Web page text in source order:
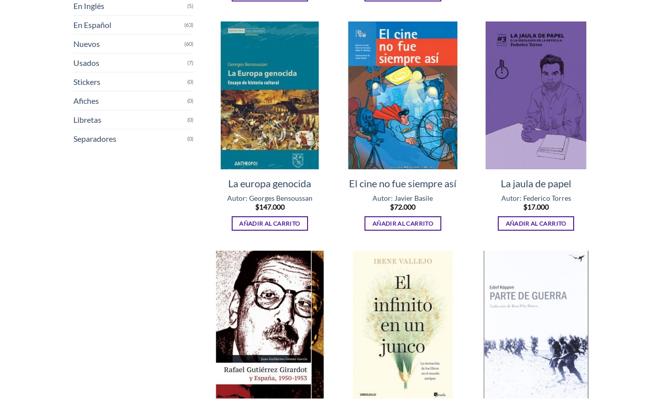
En Inglés (5)
En Español (63)
Nuevos (60)
Usados (7)
Stickers (0)
Afiches (0)
Libretas (0)
Separadores (0)
La europa genocida
Autor: Georges Bensoussan
$147.000
AÑADIR AL CARRITO
El cine no fue siempre así
Autor: Javier Basile
$72.000
AÑADIR AL CARRITO
La jaula de papel
Autor: Federico Torres
$17.000
AÑADIR AL CARRITO